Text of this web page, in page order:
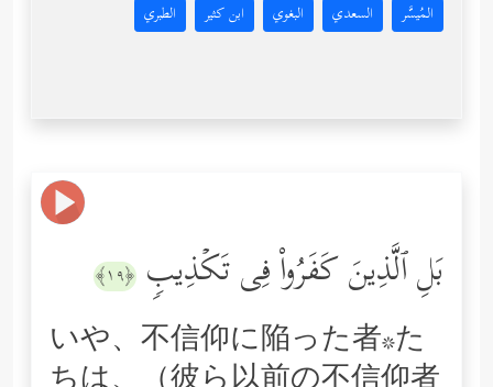
المُيسَّر السعدي البغوي ابن كثير الطبري
بَلِ ٱلَّذِینَ كَفَرُواْ فِی تَكۡذِیبࣲ ﴿١٩﴾
いや、不信仰に陥った者*た